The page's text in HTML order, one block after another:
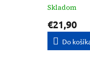
Skladom
€21,90
Do